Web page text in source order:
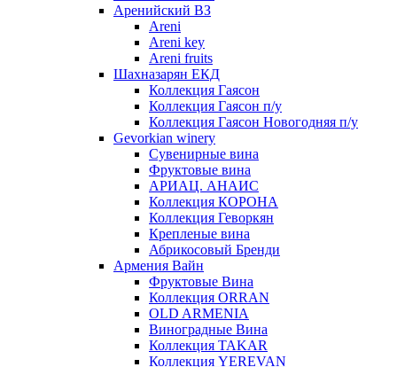
Аренийский ВЗ
Areni
Areni key
Areni fruits
Шахназарян ЕКД
Коллекция Гаясон
Коллекция Гаясон п/у
Коллекция Гаясон Новогодняя п/у
Gevorkian winery
Сувенирные вина
Фруктовые вина
АРИАЦ. АНАИС
Коллекция КОРОНА
Коллекция Геворкян
Крепленые вина
Абрикосовый Бренди
Армения Вайн
Фруктовые Вина
Коллекция ORRAN
OLD ARMENIA
Виноградные Вина
Коллекция TAKAR
Коллекция YEREVAN